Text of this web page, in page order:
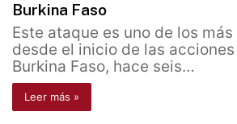
Burkina Faso
Este ataque es uno de los
desde el inicio de las
Burkina Faso, hace seis…
Leer más »